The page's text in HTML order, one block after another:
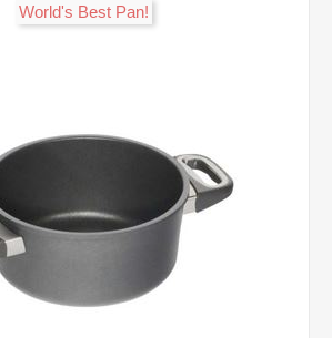
!World's Best Pan